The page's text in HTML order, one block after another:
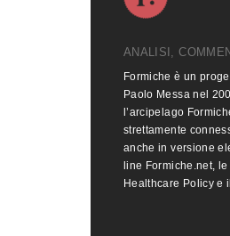
ANALISI,
Formiche è un
Paolo Messa nel
l’arcipelago
strettamente
anche in versione
line Formiche.net,
Healthcare Policy e